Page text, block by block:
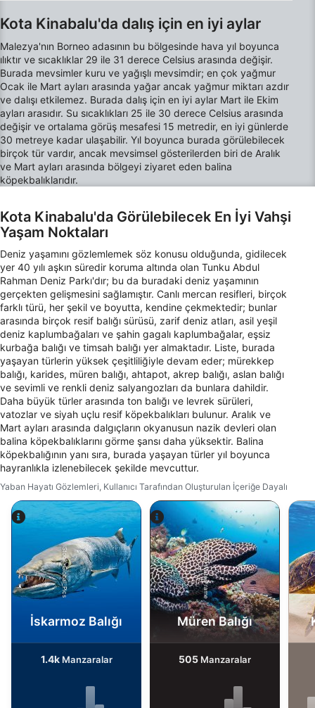
Kota Kinabalu'da dalış için en iyi aylar
Malezya'nın Borneo adasının bu bölgesinde hava yıl boyunca
ılıktır ve sıcaklıklar 29 ile 31 derece Celsius arasında değişir.
Burada mevsimler kuru ve yağışlı mevsimdir; en çok yağmur
Ocak ile Mart ayları arasında yağar ancak yağmur miktarı azdır
ve dalışı etkilemez. Burada dalış için en iyi aylar Mart ile Ekim
ayları arasıdır. Su sıcaklıkları 25 ile 30 derece Celsius arasında
değişir ve ortalama görüş mesafesi 15 metredir, en iyi günlerde
30 metreye kadar ulaşabilir. Yıl boyunca burada görülebilecek
birçok tür vardır, ancak mevsimsel gösterilerden biri de Aralık
ve Mart ayları arasında bölgeyi ziyaret eden balina
köpekbalıklarıdır.
Kota Kinabalu'da Görülebilecek En İyi Vahşi
Yaşam Noktaları
Deniz yaşamını gözlemlemek söz konusu olduğunda, gidilecek
yer 40 yılı aşkın süredir koruma altında olan Tunku Abdul
Rahman Deniz Parkı'dır; bu da buradaki deniz yaşamının
gerçekten gelişmesini sağlamıştır. Canlı mercan resifleri, birçok
farklı türü, her şekil ve boyutta, kendine çekmektedir; bunlar
arasında birçok resif balığı sürüsü, zarif deniz atları, asil yeşil
deniz kaplumbağaları ve şahin gagalı kaplumbağalar, eşsiz
kurbağa balığı ve timsah balığı yer almaktadır. Liste, burada
yaşayan türlerin yüksek çeşitliliğiyle devam eder; mürekkep
balığı, karides, müren balığı, ahtapot, akrep balığı, aslan balığı
ve sevimli ve renkli deniz salyangozları da bunlara dahildir.
Daha büyük türler arasında ton balığı ve levrek sürüleri,
vatozlar ve siyah uçlu resif köpekbalıkları bulunur. Aralık ve
Mart ayları arasında dalgıçların okyanusun nazik devleri olan
balina köpekbalıklarını görme şansı daha yüksektir. Balina
köpekbalığının yanı sıra, burada yaşayan türler yıl boyunca
hayranlıkla izlenebilecek şekilde mevcuttur.
Yaban Hayatı Gözlemleri, Kullanıcı Tarafından Oluşturulan İçeriğe Dayalı
iStock-Global_Pics
İskarmoz Balığı
1.4kManzaralar
Alamy-WaterFrame
Müren Balığı
505 Manzaralar
Verim
Fonksiyonel
Reklâm